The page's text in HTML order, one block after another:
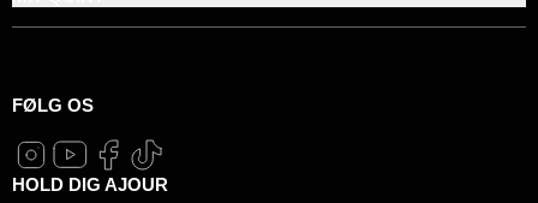
FØLG OS
HOLD DIG AJOUR